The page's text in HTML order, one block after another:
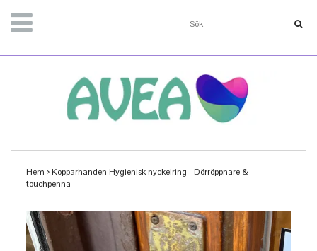
Hem › Kopparhanden Hygienisk nyckelring - Dörröppnare &
touchpenna